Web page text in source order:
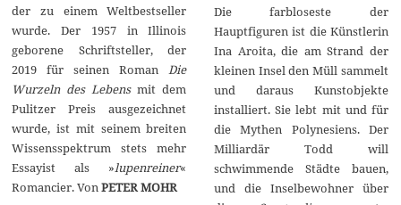
der zu einem Weltbestseller
wurde. Der 1957 in Illinois
geborene Schriftsteller, der
2019 für seinen Roman Die
Wurzeln des Lebensmit dem
Pulitzer Preis ausgezeichnet
wurde, ist mit seinem breiten
Wissensspektrum stets mehr
Essayist als »lupenreiner«
Romancier. VonPETER MOHR
Die farbloseste der
Hauptfiguren ist die Künstlerin
Ina Aroita, die am Strand der
kleinen Insel den Müll sammelt
und daraus Kunstobjekte
installiert. Sie lebt mit und für
die Mythen Polynesiens. Der
Milliardär Todd will
schwimmende Städte bauen,
und die Inselbewohner über